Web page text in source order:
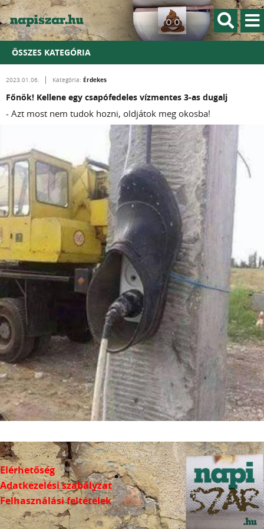
ÖSSZES KATEGÓRIA
2023.01.06. Kategória: Érdekes
Főnök! Kellene egy csapófedeles vízmentes 3-as dugalj
- Azt most nem tudok hozni, oldjátok meg okosba!
Elérhetőség
Adatkezelési szabályzat
Felhasználási feltételek